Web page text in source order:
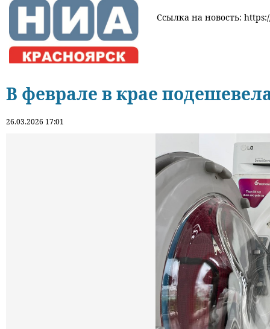
Ссылка на новость:
В феврале в крае
26.03.2026 17:01